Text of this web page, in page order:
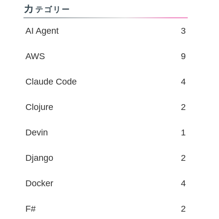
カ テゴリー
AI Agent 3
AWS 9
Claude Code 4
Clojure 2
Devin 1
Django 2
Docker 4
F# 2